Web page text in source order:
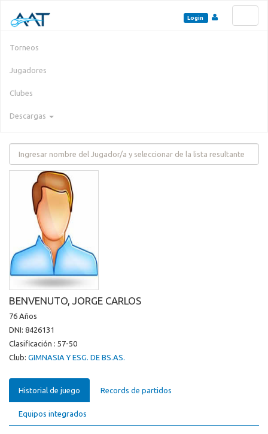
Torneos
Jugadores
Clubes
Descargas
Login
BENVENUTO, JORGE CARLOS
76 Años
DNI: 8426131
Clasificación : 57-50
Club: GIMNASIA Y ESG. DE BS.AS.
Historial de juego Records de partidos
Equipos integrados